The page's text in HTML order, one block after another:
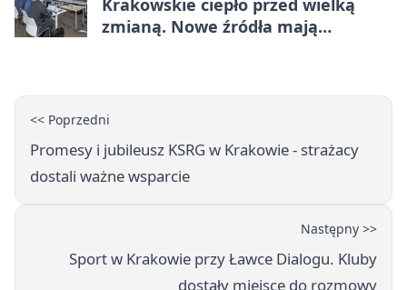
zmianą. Nowe źródła mają
<< Poprzedni
Promesy i jubileusz KSRG w Krakowie - strażacy
dostali ważne wsparcie
Następny >>
Sport w Krakowie przy Ławce Dialogu. Kluby
dostały miejsce do rozmowy